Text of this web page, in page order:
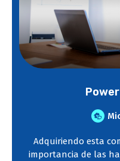
Adquiriendo esta
importancia de las